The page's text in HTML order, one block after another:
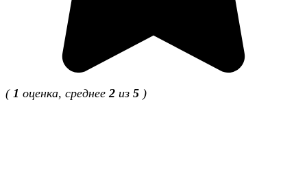
( 1 оценка, среднее 2 из 5 )